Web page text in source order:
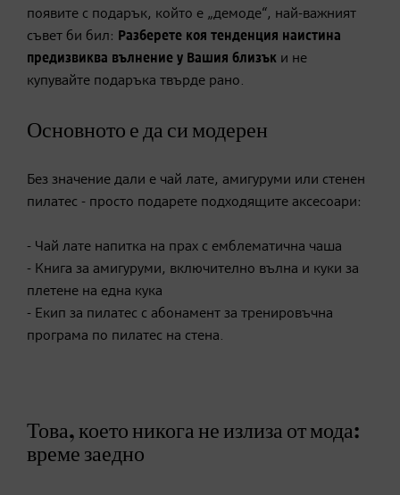
появите с подарък, който е „демоде“, най-важният
съвет би бил: Разберете коя тенденция наистина
предизвиква вълнение у Вашия близък и не
купувайте подаръка твърде рано.
Основното е да си модерен
Без значение дали е чай лате, амигуруми или стенен
пилатес - просто подарете подходящите аксесоари:
- Чай лате напитка на прах с емблематична чаша
- Книга за амигуруми, включително вълна и куки за
плетене на една кука
- Екип за пилатес с абонамент за тренировъчна
програма по пилатес на стена.
Това, което никога не излиза от мода:
време заедно